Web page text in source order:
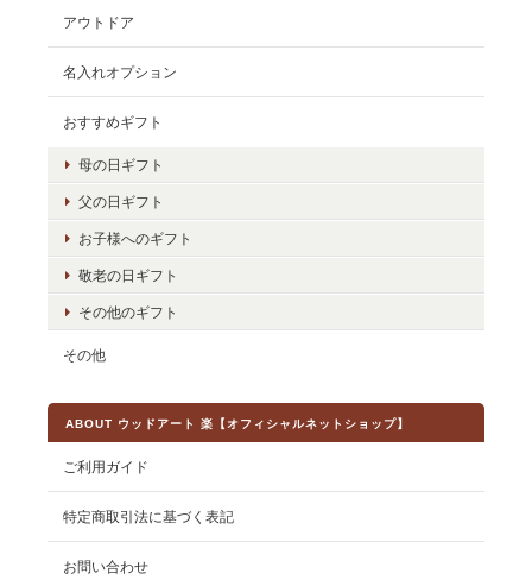
アウトドア
名入れオプション
おすすめギフト
母の日ギフト
父の日ギフト
お子様へのギフト
敬老の日ギフト
その他のギフト
その他
ABOUT ウッドアート 楽【オフィシャルネットショップ】
ご利用ガイド
特定商取引法に基づく表記
お問い合わせ